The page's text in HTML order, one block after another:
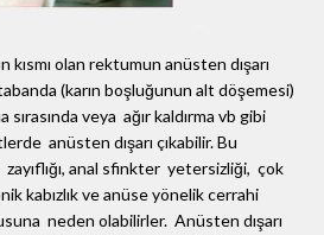
kısmı olan rektumun anüsten dışarı
(karın boşluğunun alt döşemesi)
sırasında veya ağır kaldırma vb gibi
anüsten dışarı çıkabilir. Bu
anal sfinkter yetersizliği, çok
kabızlık ve anüse yönelik cerrahi
neden olabilirler. Anüsten dışarı